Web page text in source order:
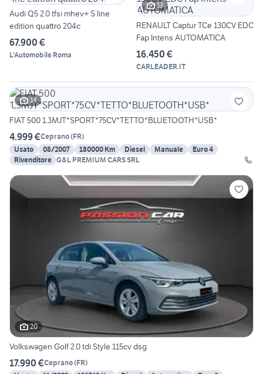
Audi Q5 2.0 tfsi mhev+ S line
edition quattro 204c
67.900 €
L'Automobile Roma
13
RENAULT Captur TCe 130CV EDC
Fap Intens AUTOMATICA
16.450 €
CARLEADER.IT
14
FIAT 500 1.3MJT*SPORT*75CV*TETTO*BLUETOOTH*USB*
4.999 €Ceprano(FR)
Usato
08/2007 180000 Km Diesel Manuale
Euro 4
Rivenditore G&L PREMIUM CARS SRL
20
Volkswagen Golf 2.0 tdi Style 115cv dsg
17.990 €Ceprano(FR)